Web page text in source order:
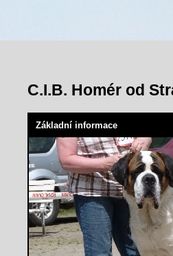
C.I.B. Homér od
Základní informace